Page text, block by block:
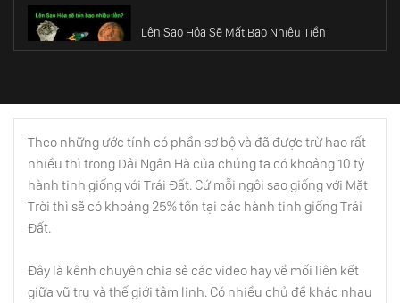
Lên Sao Hỏa Sẽ Mất Bao Nhiêu Tiền
Hố Đen 3 - Vũ Trụ Trong Lòng Hố Đen
Cơ Học Lượng Tử
Theo những ước tính có phần sơ bộ và đã được trừ hao rất
nhiều thì trong Dải Ngân Hà của chúng ta có khoảng 10 tỷ
hành tinh giống với Trái Đất. Cứ mỗi ngôi sao giống với Mặt
Trời thì sẽ có khoảng 25% tồn tại các hành tinh giống Trái
Đất.
Đây là kênh chuyên chia sẻ các video hay về mối liên kết
giữa vũ trụ và thế giới tâm linh. Có nhiều chủ đề khác nhau